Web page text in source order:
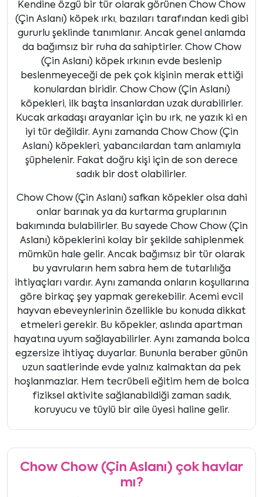
Kendine özgü bir tür olarak görünen Chow Chow
(Çin Aslanı) köpek ırkı, bazıları tarafından kedi gibi
gururlu şeklinde tanımlanır. Ancak genel anlamda
da bağımsız bir ruha da sahiptirler. Chow Chow
(Çin Aslanı) köpek ırkının evde beslenip
beslenmeyeceği de pek çok kişinin merak ettiği
konulardan biridir. Chow Chow (Çin Aslanı)
köpekleri, ilk başta insanlardan uzak durabilirler.
Kucak arkadaşı arayanlar için bu ırk, ne yazık ki en
iyi tür değildir. Aynı zamanda Chow Chow (Çin
Aslanı) köpekleri, yabancılardan tam anlamıyla
şüphelenir. Fakat doğru kişi için de son derece
sadık bir dost olabilirler.
Chow Chow (Çin Aslanı) safkan köpekler olsa dahi
onlar barınak ya da kurtarma gruplarının
bakımında bulabilirler. Bu sayede Chow Chow (Çin
Aslanı) köpeklerini kolay bir şekilde sahiplenmek
mümkün hale gelir. Ancak bağımsız bir tür olarak
bu yavruların hem sabra hem de tutarlılığa
ihtiyaçları vardır. Aynı zamanda onların koşullarına
göre birkaç şey yapmak gerekebilir. Acemi evcil
hayvan ebeveynlerinin özellikle bu konuda dikkat
etmeleri gerekir. Bu köpekler, aslında apartman
hayatına uyum sağlayabilirler. Aynı zamanda bolca
egzersize ihtiyaç duyarlar. Bununla beraber günün
uzun saatlerinde evde yalnız kalmaktan da pek
hoşlanmazlar. Hem tecrübeli eğitim hem de bolca
fiziksel aktivite sağlanabildiği zaman sadık,
koruyucu ve tüylü bir aile üyesi haline gelir.
Chow Chow (Çin Aslanı) çok havlar
mı?